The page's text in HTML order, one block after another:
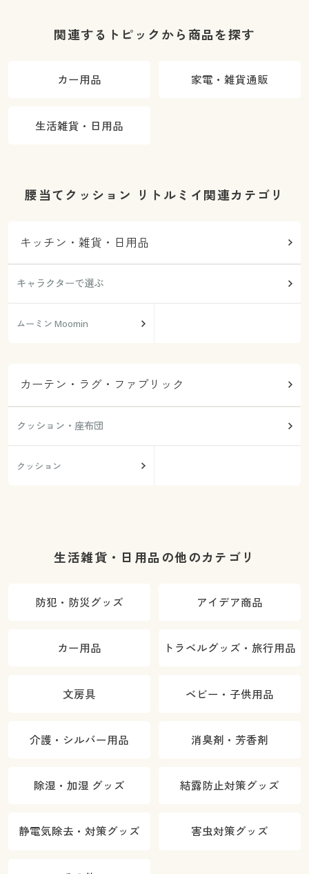
関連するトピックから商品を探す
カー用品 家電・雑貨通販
生活雑貨・日用品
腰当てクッション リトルミイ関連カテゴリ
キッチン・雑貨・日用品
キャラクターで選ぶ
ムーミン Moomin
カーテン・ラグ・ファブリック
クッション・座布団
クッション
生活雑貨・日用品の他のカテゴリ
防犯・防災グッズ アイデア商品
カー用品 トラベルグッズ・旅行用品
文房具 ベビー・子供用品
介護・シルバー用品 消臭剤・芳香剤
除湿・加湿 グッズ 結露防止対策グッズ
静電気除去・対策グッズ 害虫対策グッズ